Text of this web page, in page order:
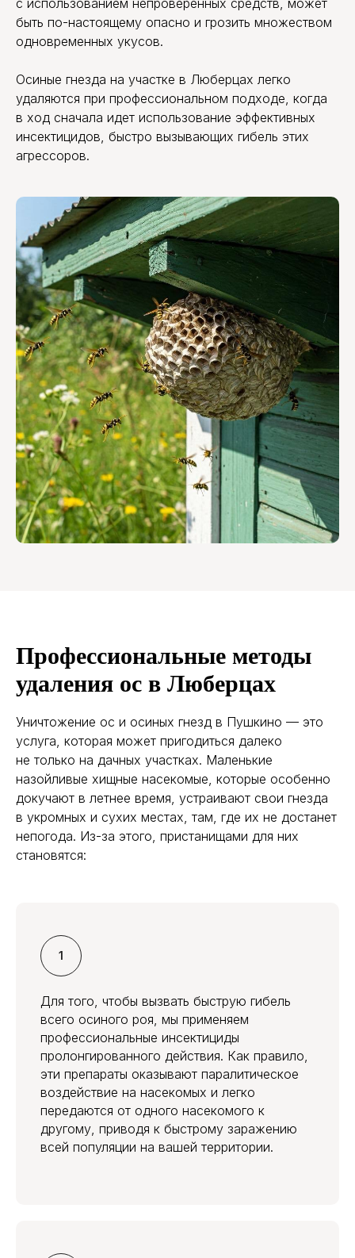
с использованием непроверенных средств, может
быть по-настоящему опасно и грозить множеством
одновременных укусов.
Осиные гнезда на участке в Люберцах легко
удаляются при профессиональном подходе, когда
в ход сначала идет использование эффективных
инсектицидов, быстро вызывающих гибель этих
агрессоров.
Профессиональные методы
удаления ос в Люберцах
Уничтожение ос и осиных гнезд в Пушкино — это
услуга, которая может пригодиться далеко
не только на дачных участках. Маленькие
назойливые хищные насекомые, которые особенно
докучают в летнее время, устраивают свои гнезда
в укромных и сухих местах, там, где их не достанет
непогода. Из-за этого, пристанищами для них
становятся:
Для того, чтобы вызвать быструю гибель
всего осиного роя, мы применяем
профессиональные инсектициды
пролонгированного действия. Как правило,
эти препараты оказывают паралитическое
воздействие на насекомых и легко
передаются от одного насекомого к
другому, приводя к быстрому заражению
всей популяции на вашей территории.
шершней со скидкой
10%
Дарим скидку 10% при заказе через форму на
сайте. Консультация бесплатно.
ЗАКАЗАТЬ ОБРАБОТКУ